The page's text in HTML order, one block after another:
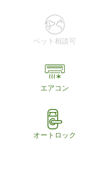
ペット相談可
エアコン
オートロック